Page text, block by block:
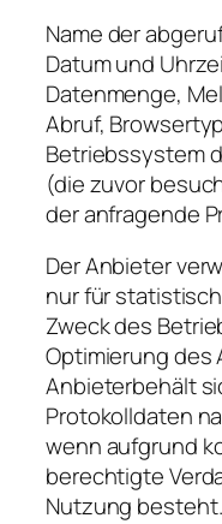
Name der
Datum und
Datenmenge,
Abruf,
Betriebssystem
(die zuvor
der anfragende
Der Anbieter
nur für
Zweck des
Optimierung des
Anbieterbehält
Protokolldaten
wenn aufgrund
berechtigte
Nutzung besteht.